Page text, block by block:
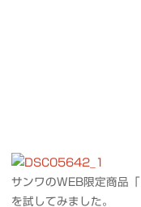
サンワのWEB限定商品「
を試してみました。